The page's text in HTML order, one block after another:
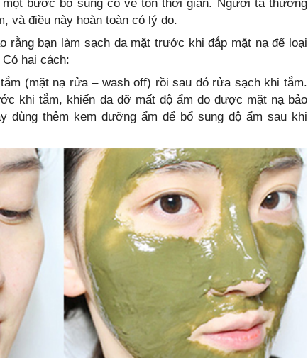
bước bổ sung có vẻ tốn thời gian. Người ta thường
và điều này hoàn toàn có lý do.
rằng bạn làm sạch da mặt trước khi đắp mặt nạ để loại
hai cách:
(mặt nạ rửa – wash off) rồi sau đó rửa sạch khi tắm.
khi tắm, khiến da đỡ mất độ ẩm do được mặt nạ bảo
dùng thêm kem dưỡng ẩm để bổ sung độ ẩm sau khi